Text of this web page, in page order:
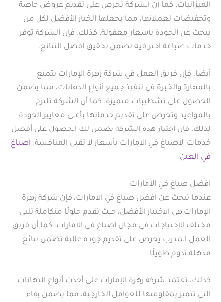
الميزانيات. كما أن الشركة تحرص على تقديم عروض خاصة
وتخفيضات لعملائها، مما يجعلها الخيار الأفضل لكل من
يبحث عن الجودة بأسعار معقولة. كذلك، فإن الشركة توفر
خدمات صباغة احترافية تضمن تحقيق أفضل النتائج.
أيضا، فإن فريق العمل في شركة زهرة الإمارات يتمتع
بالمهارة والخبرة في تنفيذ جميع أنواع الدهانات، مما يضمن
الحصول على تشطيبات متميزة. كما أن الشركة تلتزم
بالمواعيد وتحرص على تقديم خدماتها بأعلى معايير الجودة.
لذلك، فإن اختيار هذه الشركة يضمن لك الحصول على أفضل
خدمات الاصباغ في الامارات بأسعار لا تقبل المنافسة. اصباغ
في العين
افضل صباغ في الامارات
عندما تبحث عن افضل صباغ في الامارات، فإن شركة زهرة
الإمارات هي الاختيار الأفضل، حيث تقدم حلولًا متكاملة تلبي
مختلف الاحتياجات في مجال اصباغ في الامارات. كما أن فريق
العمل المدرب يحرص على تقديم جودة عالية تضمن نتائج
مذهلة تدوم طويلًا.
كذلك، تعتمد شركة زهرة الإمارات على أحدث أنواع الدهانات
التي تتميز بمقاومتها للعوامل الخارجية، مما يضمن بقاء